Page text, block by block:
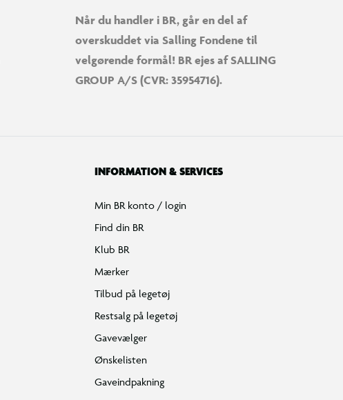
Når du handler i BR, går en del af
overskuddet via Salling Fondene til
velgørende formål! BR ejes af SALLING
GROUP A/S (CVR: 35954716).
INFORMATION & SERVICES
Min BR konto / login
Find din BR
Klub BR
Mærker
Tilbud på legetøj
Restsalg på legetøj
Gavevælger
Ønskelisten
Gaveindpakning